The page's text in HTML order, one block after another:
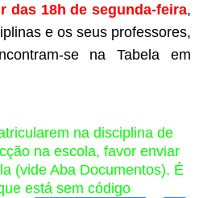
das 18h de segunda-feira,
e os seus professores,
se na Tabela em
na disciplina de
na escola, favor enviar
(vide Aba Documentos). É
está sem código